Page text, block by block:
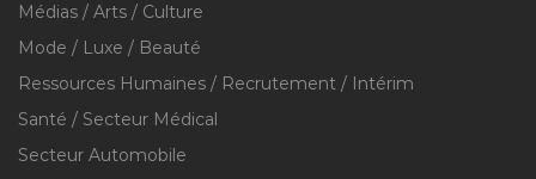
Médias / Arts / Culture
Mode / Luxe / Beauté
Ressources Humaines / Recrutement / Intérim
Santé / Secteur Médical
Secteur Automobile